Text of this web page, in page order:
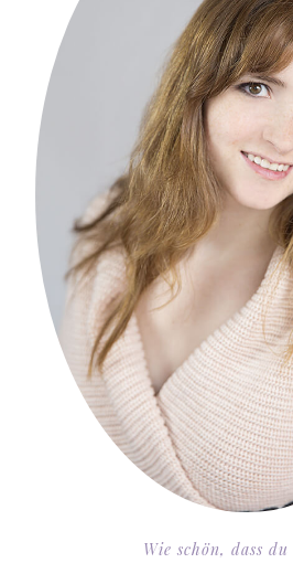
Wie schön, dass